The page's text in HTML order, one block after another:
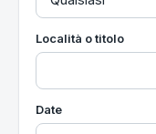
Località o titolo
Date